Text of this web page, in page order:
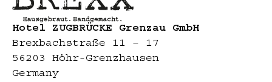
Hotel ZUGBRÜCKE Grenzau GmbH
Brexbachstraße 11 – 17
56203 Höhr-Grenzhausen
Germany